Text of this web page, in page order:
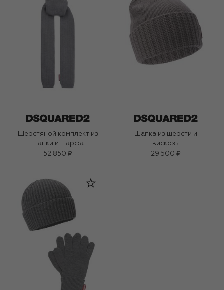
Шерстяной комплект из
шапки и шарфа
52 850 ₽
Шапка из шерсти и
вискозы
29 500 ₽